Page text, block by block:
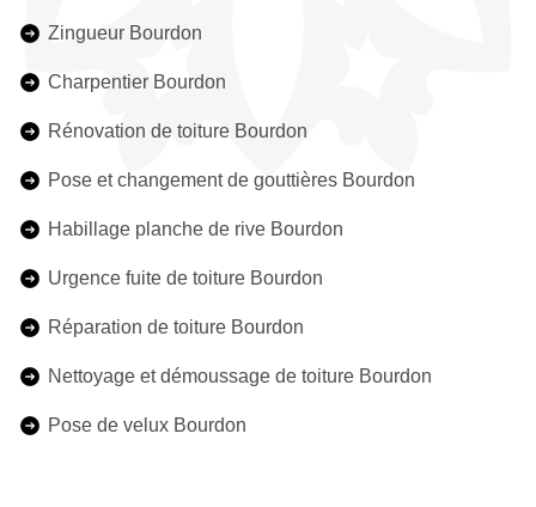
Zingueur Bourdon
Charpentier Bourdon
Rénovation de toiture Bourdon
Pose et changement de gouttières Bourdon
Habillage planche de rive Bourdon
Urgence fuite de toiture Bourdon
Réparation de toiture Bourdon
Nettoyage et démoussage de toiture Bourdon
Pose de velux Bourdon